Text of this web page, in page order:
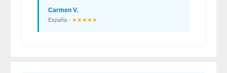
Carmen V.
España · ★★★★★